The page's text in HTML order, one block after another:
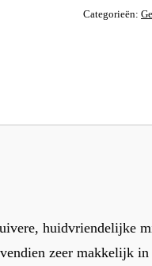
1
Categorieën:
huidvriendelijke
zeer makkelijk